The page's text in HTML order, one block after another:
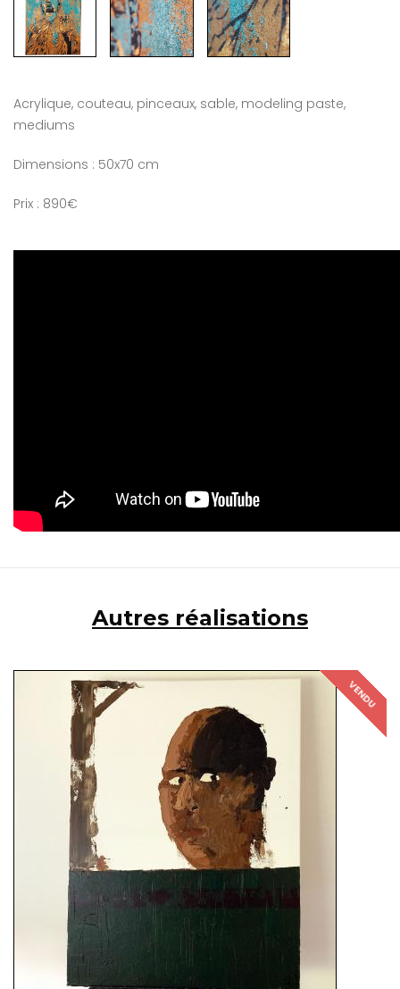
Acrylique, couteau, pinceaux, sable, modeling paste,
mediums
Dimensions : 50x70 cm
Prix : 890€
Autres réalisations
VENDU